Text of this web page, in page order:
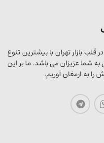
بازار تهران با بیشترین تنوع
شما عزیزان می باشد. ما بر این
را به ارمغان آوریم.